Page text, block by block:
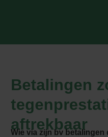
Betalingen
aftrekbaar
Wie via zijn bv betalingen